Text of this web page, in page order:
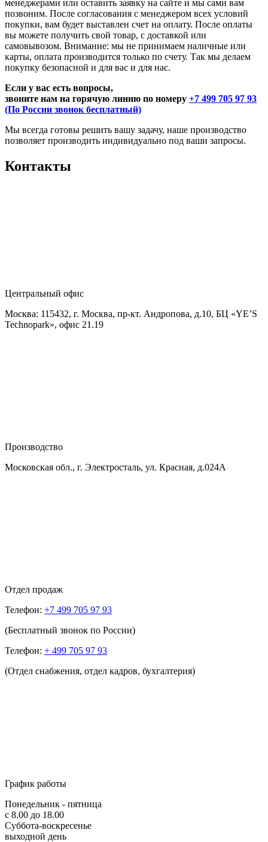
менеджерами или оставить заявку на сайте и мы сами вам
позвоним. После согласования с менеджером всех условий
покупки, вам будет выставлен счет на оплату. После оплаты
вы можете получить свой товар, с доставкой или
самовывозом. Внимание: мы не принимаем наличные или
карты, оплата производится только по счету. Так мы делаем
покупку безопасной и для вас и для нас.
Если у вас есть вопросы,
звоните нам на горячую линию по номеру +7 499 705 97 93
(По России звонок бесплатный)
Мы всегда готовы решить вашу задачу, наше производство
позволяет производить индивидуально под ваши запросы.
Контакты
Центральный офис
Москва: 115432, г. Москва, пр-кт. Андропова, д.10, БЦ «YE’S
Technopark», офис 21.19
Производство
Московская обл., г. Электросталь, ул. Красная, д.024А
Отдел продаж
Телефон: +7 499 705 97 93
(Бесплатный звонок по России)
Телефон: + 499 705 97 93
(Отдел снабжения, отдел кадров, бухгалтерия)
График работы
Понедельник - пятница
с 8.00 до 18.00
Суббота-воскресенье
выходной день